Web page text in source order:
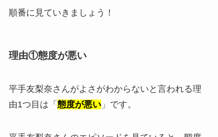
順番に見ていきましょう！
理由①態度が悪い
平手友梨奈さんがよさがわからないと言われる理
由1つ目は「 態度が悪い」です。